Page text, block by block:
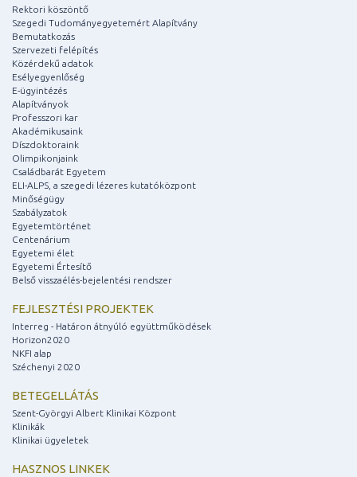
Rektori köszöntő
Szegedi Tudományegyetemért Alapítvány
Bemutatkozás
Szervezeti felépítés
Közérdekű adatok
Esélyegyenlőség
E-ügyintézés
Alapítványok
Professzori kar
Akadémikusaink
Díszdoktoraink
Olimpikonjaink
Családbarát Egyetem
ELI-ALPS, a szegedi lézeres kutatóközpont
Minőségügy
Szabályzatok
Egyetemtörténet
Centenárium
Egyetemi élet
Egyetemi Értesítő
Belső visszaélés-bejelentési rendszer
FEJLESZTÉSI PROJEKTEK
Interreg - Határon átnyúló együttműködések
Horizon2020
NKFI alap
Széchenyi 2020
BETEGELLÁTÁS
Szent-Györgyi Albert Klinikai Központ
Klinikák
Klinikai ügyeletek
HASZNOS LINKEK